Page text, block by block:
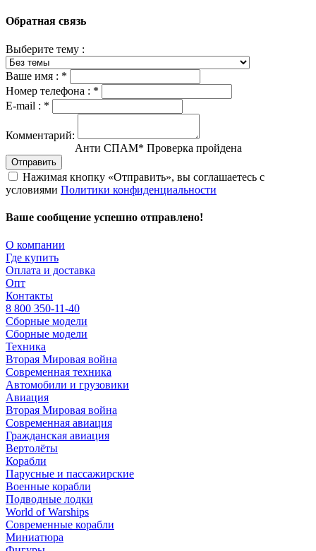
Обратная связь
Выберите тему :
Ваше имя : *
Номер телефона : *
E-mail : *
Комментарий:
Анти СПАМ* Проверка пройдена
Отправить
Нажимая кнопку «Отправить», вы соглашаетесь с
условиями Политики конфиденциальности
Ваше сообщение успешно отправлено!
О компании
Где купить
Оплата и доставка
Опт
Контакты
8 800 350-11-40
Сборные модели
Сборные модели
Техника
Вторая Мировая война
Современная техника
Автомобили и грузовики
Авиация
Вторая Мировая война
Современная авиация
Гражданская авиация
Вертолёты
Корабли
Парусные и пассажирские
Военные корабли
Подводные лодки
World of Warships
Современные корабли
Миниатюра